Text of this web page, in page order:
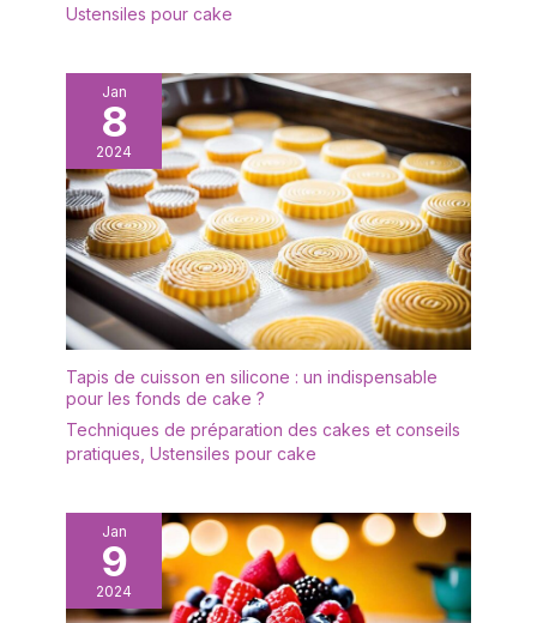
Ustensiles pour cake
Jan
8
2024
Tapis de cuisson en silicone : un indispensable
pour les fonds de cake ?
Techniques de préparation des cakes et conseils
pratiques Ustensiles pour cake
Jan
9
2024